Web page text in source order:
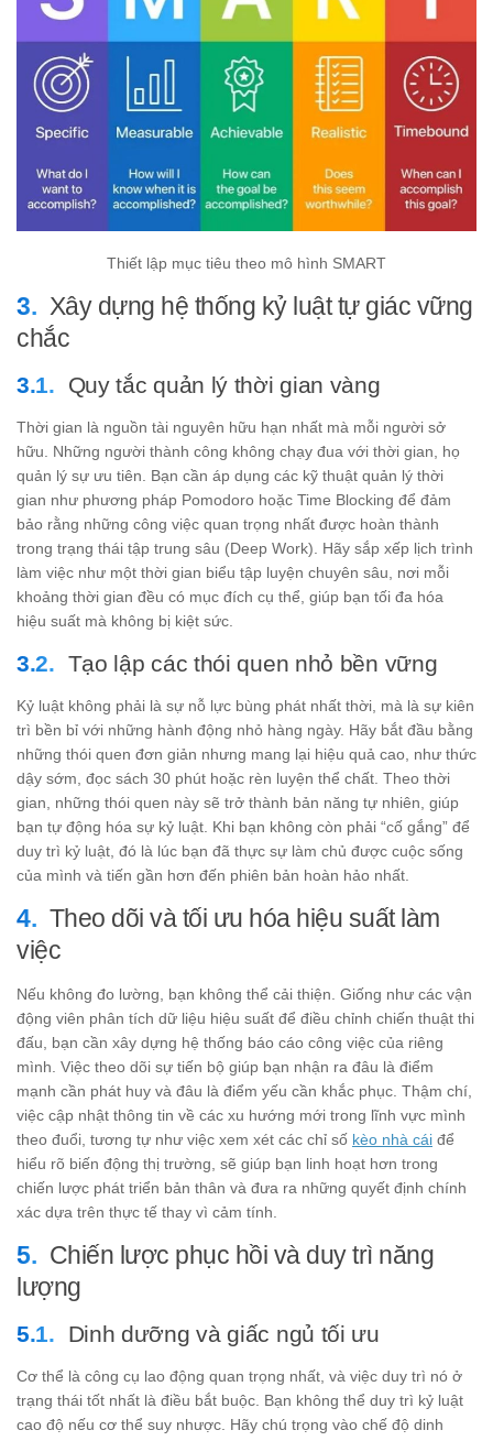
Thiết lập mục tiêu theo mô hình SMART
Xây dựng hệ thống kỷ luật tự giác vững
chắc
Quy tắc quản lý thời gian vàng
Thời gian là nguồn tài nguyên hữu hạn nhất mà mỗi người sở
hữu. Những người thành công không chạy đua với thời gian, họ
quản lý sự ưu tiên. Bạn cần áp dụng các kỹ thuật quản lý thời
gian như phương pháp Pomodoro hoặc Time Blocking để đảm
bảo rằng những công việc quan trọng nhất được hoàn thành
trong trạng thái tập trung sâu (Deep Work). Hãy sắp xếp lịch trình
làm việc như một thời gian biểu tập luyện chuyên sâu, nơi mỗi
khoảng thời gian đều có mục đích cụ thể, giúp bạn tối đa hóa
hiệu suất mà không bị kiệt sức.
Tạo lập các thói quen nhỏ bền vững
Kỷ luật không phải là sự nỗ lực bùng phát nhất thời, mà là sự kiên
trì bền bỉ với những hành động nhỏ hàng ngày. Hãy bắt đầu bằng
những thói quen đơn giản nhưng mang lại hiệu quả cao, như thức
dậy sớm, đọc sách 30 phút hoặc rèn luyện thể chất. Theo thời
gian, những thói quen này sẽ trở thành bản năng tự nhiên, giúp
bạn tự động hóa sự kỷ luật. Khi bạn không còn phải “cố gắng” để
duy trì kỷ luật, đó là lúc bạn đã thực sự làm chủ được cuộc sống
của mình và tiến gần hơn đến phiên bản hoàn hảo nhất.
Theo dõi và tối ưu hóa hiệu suất làm
việc
Nếu không đo lường, bạn không thể cải thiện. Giống như các vận
động viên phân tích dữ liệu hiệu suất để điều chỉnh chiến thuật thi
đấu, bạn cần xây dựng hệ thống báo cáo công việc của riêng
mình. Việc theo dõi sự tiến bộ giúp bạn nhận ra đâu là điểm
mạnh cần phát huy và đâu là điểm yếu cần khắc phục. Thậm chí,
việc cập nhật thông tin về các xu hướng mới trong lĩnh vực mình
theo đuổi, tương tự như việc xem xét các chỉ số kèo nhà cái để
hiểu rõ biến động thị trường, sẽ giúp bạn linh hoạt hơn trong
chiến lược phát triển bản thân và đưa ra những quyết định chính
xác dựa trên thực tế thay vì cảm tính.
Chiến lược phục hồi và duy trì năng
lượng
Dinh dưỡng và giấc ngủ tối ưu
Cơ thể là công cụ lao động quan trọng nhất, và việc duy trì nó ở
trạng thái tốt nhất là điều bắt buộc. Bạn không thể duy trì kỷ luật
cao độ nếu cơ thể suy nhược. Hãy chú trọng vào chế độ dinh